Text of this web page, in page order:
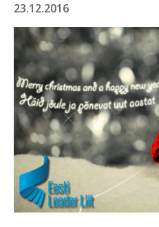
23.12.2016